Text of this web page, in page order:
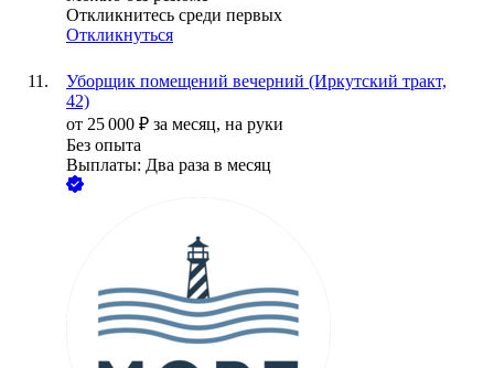
Откликнитесь среди первых
Откликнуться
Уборщик помещений вечерний (Иркутский тракт,
42)
от 25 000 ₽ за месяц, на руки
Без опыта
Выплаты: Два раза в месяц